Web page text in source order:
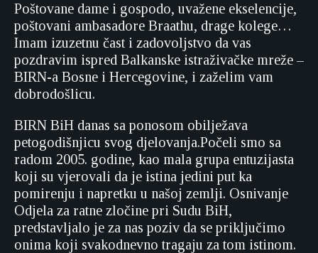
Poštovane dame i gospodo, uvažene ekselencije,
poštovani ambasadore Braathu, drage kolege…
Imam izuzetnu čast i zadovoljstvo da vas
pozdravim ispred Balkanske istraživačke mreže –
BIRN-a Bosne i Hercegovine, i zaželim vam
dobrodošlicu.
BIRN BiH danas sa ponosom obilježava
petogodišnjicu svog djelovanja.Počeli smo sa
radom 2005. godine, kao mala grupa entuzijasta
koji su vjerovali da je istina jedini put ka
pomirenju i napretku u našoj zemlji. Osnivanje
Odjela za ratne zločine pri Sudu BiH,
predstavljalo je za nas poziv da se priključimo
onima koji svakodnevno tragaju za tom istinom.